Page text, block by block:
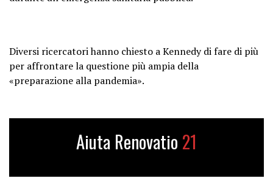
Diversi ricercatori hanno chiesto a Kennedy di fare di più
per affrontare la questione più ampia della
«preparazione alla pandemia».
Aiuta Renovatio 21